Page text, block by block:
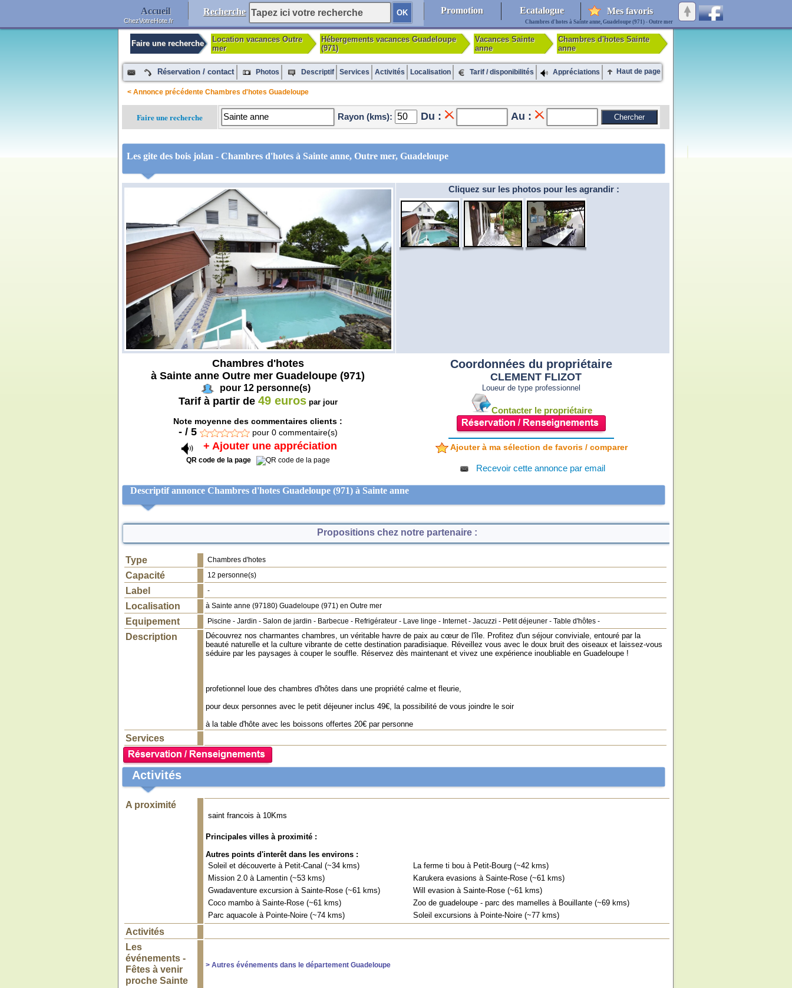
Faire une recherche Location vacances Outre
mer
Hébergements vacances Guadeloupe
(971)
Vacances Sainte
anne
Chambres d'hotes Sainte
anne
Réservation / contact Photos Descriptif Services Activités Localisation Tarif / disponibilités Appréciations Haut de page
< Annonce précédente Chambres d'hotes Guadeloupe
Faire une recherche Rayon (kms): Du : Au :
Les gite des bois jolan - Chambres d'hotes à Sainte anne, Outre mer, Guadeloupe
Cliquez sur les photos pour les agrandir :
Chambres d'hotes
à Sainte anne Outre mer Guadeloupe (971)
pour 12 personne(s)
Tarif à partir de 49 eurospar jour
Note moyenne des commentaires clients :
-/ 5 pour 0commentaire(s)
+ Ajouter une appréciation
QR code de la page
Coordonnées du propriétaire
CLEMENT FLIZOT
Loueur de type professionnel
Contacter le propriétaire
Ajouter à ma sélection de favoris / comparer
Recevoir cette annonce par email
Descriptif annonce Chambres d'hotes Guadeloupe (971) à Sainte anne
Propositions chez notre partenaire :
Type Chambres d'hotes
Capacité 12 personne(s)
Label -
Localisation à Sainte anne (97180) Guadeloupe (971) en Outre mer
Equipement Piscine - Jardin - Salon de jardin - Barbecue - Refrigérateur- Lave linge - Internet- Jacuzzi - Petit déjeuner- Table d'hôtes-
Description
Découvrez nos charmantes chambres, un véritable havre de paix au cœur de l'île. Profitez d'un séjour conviviale, entouré par la
beauté naturelle et la culture vibrante de cette destination paradisiaque. Réveillez vous avec le doux bruit des oiseaux et laissez-vous
séduire par les paysages à couper le souffle. Réservez dès maintenant et vivez une expérience inoubliable en Guadeloupe !
profetionnel loue des chambres d'hôtes dans une propriété calme et fleurie,
pour deux personnes avec le petit déjeuner inclus 49€, la possibilité de vous joindre le soir
à la table d'hôte avec les boissons offertes 20€ par personne
Services
Activités
A proximité
saint francois à 10Kms
Principales villes à proximité :
Autres points d'interêt dans les environs :
Soleil et découverte à Petit-Canal (~34 kms)
La ferme ti bou à Petit-Bourg (~42 kms)
Mission 2.0 à Lamentin (~53 kms)
Karukera evasions à Sainte-Rose (~61 kms)
Gwadaventure excursion à Sainte-Rose (~61 kms)
Will evasion à Sainte-Rose (~61 kms)
Coco mambo à Sainte-Rose (~61 kms)
Zoo de guadeloupe - parc des mamelles à Bouillante (~69 kms)
Parc aquacole à Pointe-Noire (~74 kms)
Soleil excursions à Pointe-Noire (~77 kms)
Activités
Les
événements -
Fêtes à venir
proche Sainte
> Autres événements dans le département Guadeloupe
Ecatalogue
Promotion Mes favoris
Accueil
ChezVotreHote.fr
Recherche
Chambres d'hotes à Sainte anne, Guadeloupe (971) - Outre mer